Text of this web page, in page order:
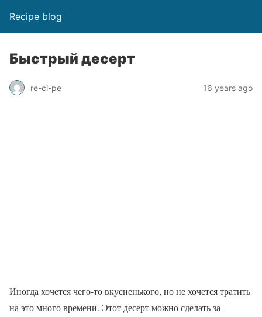
Recipe blog
Быстрый десерт
re-ci-pe 16 years ago
Иногда хочется чего-то вкусненького, но не хочется тратить
на это много времени. Этот десерт можно сделать за